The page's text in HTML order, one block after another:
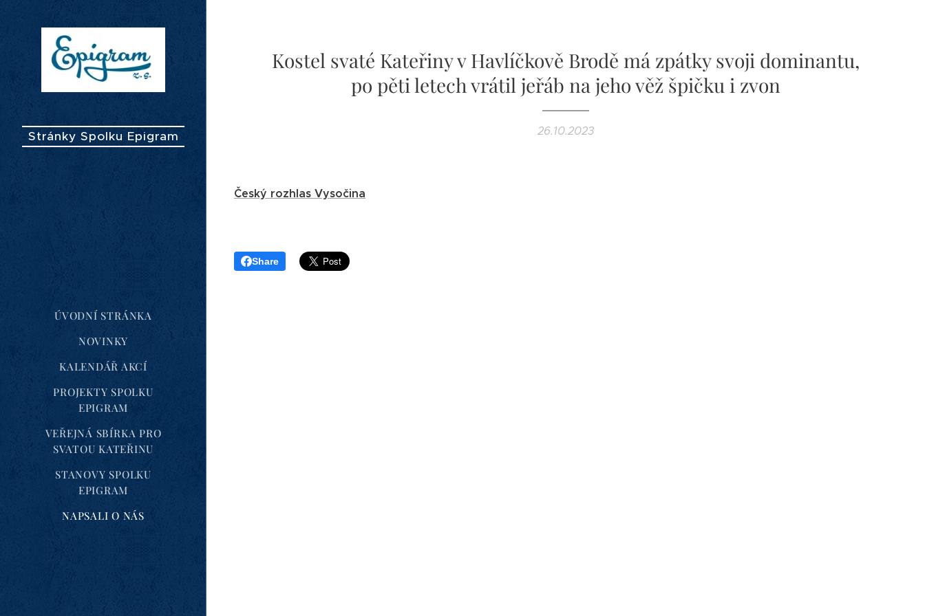
Stránky Spolku Epigram
ÚVODNÍ STRÁNKA
NOVINKY
KALENDÁŘ AKCÍ
PROJEKTY SPOLKU
EPIGRAM
VEŘEJNÁ SBÍRKA PRO
SVATOU KATEŘINU
STANOVY SPOLKU
EPIGRAM
NAPSALI O NÁS
Kostel svaté Kateřiny v Havlíčkově Brodě má zpátky svoji dominantu,
po pěti letech vrátil jeřáb na jeho věž špičku i zvon
26.10.2023
Český rozhlas Vysočina
Share